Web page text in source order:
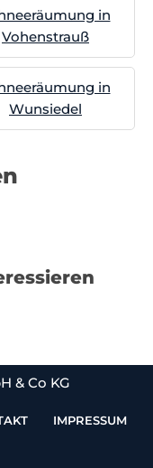
in
Vohenstrauß
in
Wunsiedel
& Co KG
IMPRESSUM